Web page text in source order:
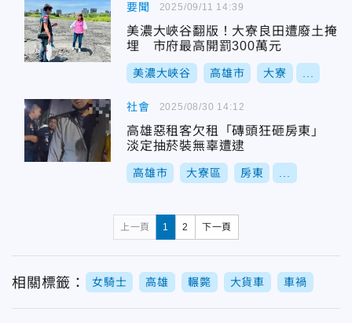
要聞
美濃大峽谷翻版！大寮良田遭廢土掩
埋 市府最高開罰300萬元
美濃大峽谷 高雄市 大寮
2025/09/11 14:39
社會
高雄惡租客欠租「磚頭狂砸房東」
淡定抽菸裝無辜遭逮
高雄市 大寮區 房東
2025/08/30 14:12
上一頁 1 2 下一頁
相關標籤： 女騎士 高雄 輾斃 大貨車 車禍